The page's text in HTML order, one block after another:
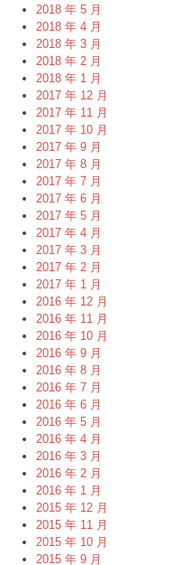
2018 年 5 月
2018 年 4 月
2018 年 3 月
2018 年 2 月
2018 年 1 月
2017 年 12 月
2017 年 11 月
2017 年 10 月
2017 年 9 月
2017 年 8 月
2017 年 7 月
2017 年 6 月
2017 年 5 月
2017 年 4 月
2017 年 3 月
2017 年 2 月
2017 年 1 月
2016 年 12 月
2016 年 11 月
2016 年 10 月
2016 年 9 月
2016 年 8 月
2016 年 7 月
2016 年 6 月
2016 年 5 月
2016 年 4 月
2016 年 3 月
2016 年 2 月
2016 年 1 月
2015 年 12 月
2015 年 11 月
2015 年 10 月
2015 年 9 月